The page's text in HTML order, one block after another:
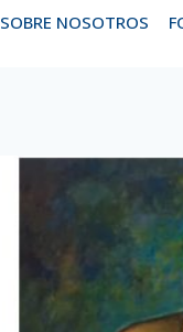
SOBRE NOSOTROS